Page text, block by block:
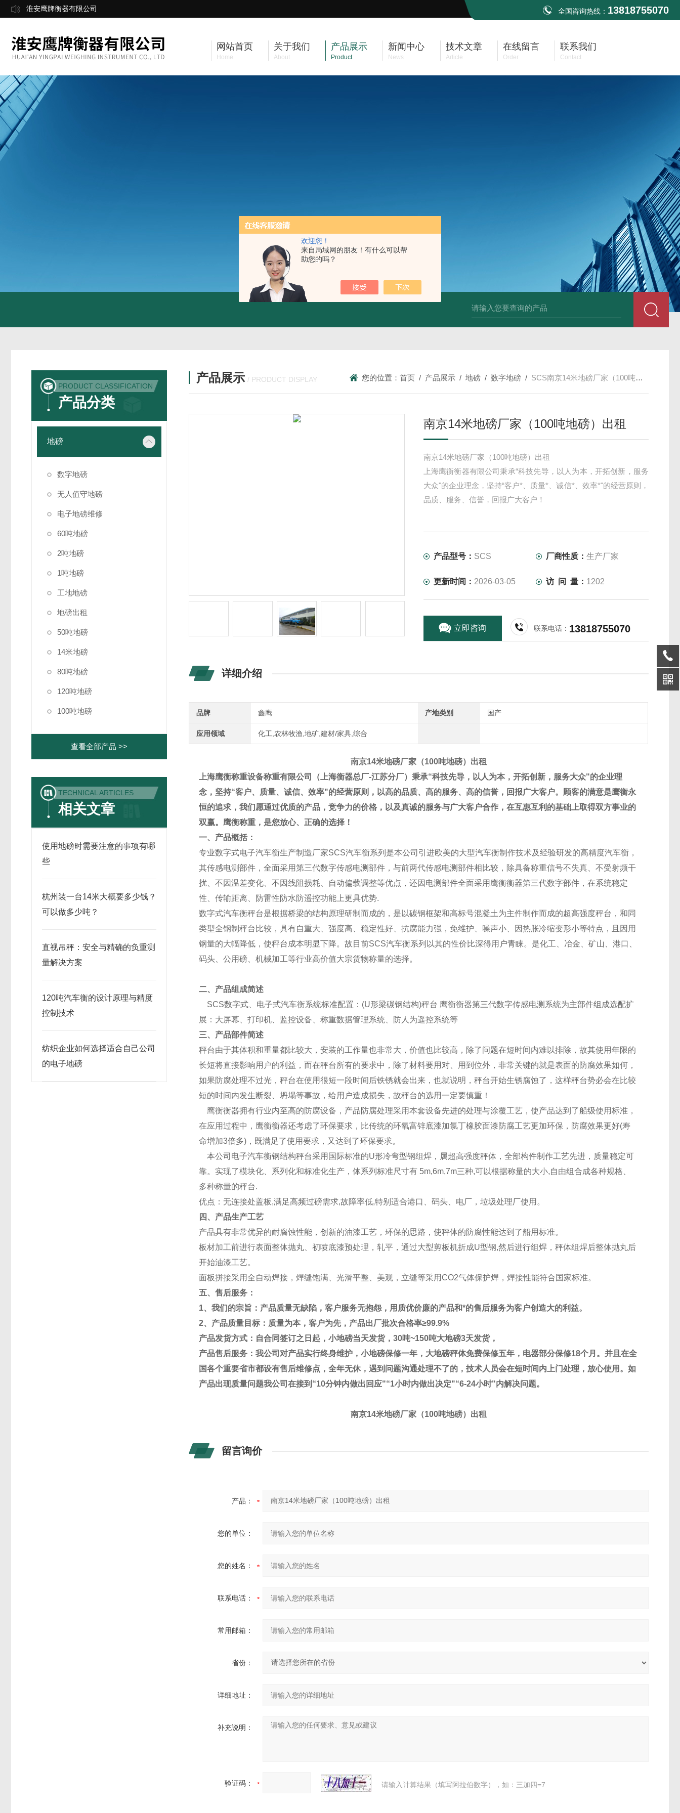
欢迎您！
来自局域网的朋友！有什么可以帮
助您的吗？
淮安鹰牌衡器有限公司 全国咨询热线： 13818755070
网站首页
Home
关于我们
About
产品展示
Product
新闻中心
News
技术文章
Article
在线留言
Order
联系我们
Contact
PRODUCT CLASSIFICATION
产品分类
地磅
数字地磅
无人值守地磅
电子地磅维修
60吨地磅
2吨地磅
1吨地磅
工地地磅
地磅出租
50吨地磅
14米地磅
80吨地磅
120吨地磅
100吨地磅
查看全部产品 >>
TECHNICAL ARTICLES
相关文章
使用地磅时需要注意的事项有哪
些
杭州装一台14米大概要多少钱？
可以做多少吨？
直视吊秤：安全与精确的负重测
量解决方案
120吨汽车衡的设计原理与精度
控制技术
纺织企业如何选择适合自己公司
的电子地磅
产品展示 / PRODUCT DISPLAY 您的位置：首页 / 产品展示 /地磅 /数字地磅 / SCS南京14米地磅厂家（100吨地磅）出租
南京14米地磅厂家（100吨地磅）出租
南京14米地磅厂家（100吨地磅）出租
上海鹰衡衡器有限公司秉承“科技先导，以人为本，开拓创新，服务
大众"的企业理念，坚持“客户*、质量*、诚信*、效率*"的经营原则，
品质、服务、信誉，回报广大客户！
产品型号： SCS 厂商性质：生产厂家
更新时间： 2026-03-05 访 问 量： 1202
立即咨询 联系电话： 13818755070
详细介绍
品牌 鑫鹰 产地类别 国产
应用领域 化工,农林牧渔,地矿,建材/家具,综合
南京14米地磅厂家（100吨地磅）出租
上海鹰衡称重设备称重有限公司（上海衡器总厂-江苏分厂）秉承“科技先导，以人为本，开拓创新，服务大众"的企业理
念，坚持“客户、质量、诚信、效率"的经营原则，以高的品质、高的服务、高的信誉，回报广大客户。顾客的满意是鹰衡永
恒的追求，我们愿通过优质的产品，竞争力的价格，以及真诚的服务与广大客户合作，在互惠互利的基础上取得双方事业的
双赢。鹰衡称重，是您放心、正确的选择！
一、产品概括：
专业数字式电子汽车衡生产制造厂家SCS汽车衡系列是本公司引进欧美的大型汽车衡制作技术及经验研发的高精度汽车衡，
其传感电测部件，全面采用第三代数字传感电测部件，与前两代传感电测部件相比较，除具备称重信号不失真、不受射频干
扰、不因温差变化、不因线阻损耗、自动偏载调整等优点，还因电测部件全面采用鹰衡衡器第三代数字部件，在系统稳定
性、传输距离、防雷性防水防遥控功能上更具优势.
数字式汽车衡秤台是根据桥梁的结构原理研制而成的，是以碳钢框架和高标号混凝土为主件制作而成的超高强度秤台，和同
类型全钢制秤台比较，具有自重大、强度高、稳定性好、抗腐能力强，免维护、噪声小、因热胀冷缩变形小等特点，且因用
钢量的大幅降低，使秤台成本明显下降。故目前SCS汽车衡系列以其的性价比深得用户青睐。是化工、冶金、矿山、港口、
码头、公用磅、机械加工等行业高价值大宗货物称量的选择。
二、产品组成简述
SCS数字式、电子式汽车衡系统标准配置： (U形梁碳钢结构)秤台 鹰衡衡器第三代数字传感电测系统为主部件组成选配扩
展：大屏幕、打印机、监控设备、称重数据管理系统、防人为遥控系统等
三、产品部件简述
秤台由于其体积和重量都比较大，安装的工作量也非常大，价值也比较高，除了问题在短时间内难以排除，故其使用年限的
长短将直接影响用户的利益，而在秤台所有的要求中，除了材料要用对、用到位外，非常关键的就是表面的防腐效果如何，
如果防腐处理不过光，秤台在使用很短一段时间后铁锈就会出来，也就说明，秤台开始生锈腐蚀了，这样秤台势必会在比较
短的时间内发生断裂、坍塌等事故，给用户造成损失，故秤台的选用一定要慎重！
鹰衡衡器拥有行业内至高的防腐设备，产品防腐处理采用本套设备先进的处理与涂覆工艺，使产品达到了船级使用标准，
在应用过程中，鹰衡衡器还考虑了环保要求，比传统的环氧富锌底漆加氯丁橡胶面漆防腐工艺更加环保，防腐效果更好(寿
命增加3倍多) ，既满足了使用要求，又达到了环保要求。
本公司电子汽车衡钢结构秤台采用国际标准的U形冷弯型钢组焊，属超高强度秤体，全部构件制作工艺先进，质量稳定可
靠。实现了模块化、系列化和标准化生产，体系列标准尺寸有 5m,6m,7m三种,可以根据称量的大小,自由组合成各种规格、
多种称量的秤台.
优点：无连接处盖板,满足高频过磅需求,故障率低,特别适合港口、码头、电厂，垃圾处理厂使用。
四、产品生产工艺
产品具有非常优异的耐腐蚀性能，创新的油漆工艺，环保的思路，使秤体的防腐性能达到了船用标准。
板材加工前进行表面整体抛丸、初喷底漆预处理，轧平，通过大型剪板机折成U型钢,然后进行组焊，秤体组焊后整体抛丸后
开始油漆工艺。
面板拼接采用全自动焊接，焊缝饱满、光滑平整、美观，立缝等采用CO2气体保护焊，焊接性能符合国家标准。
五、售后服务：
1、我们的宗旨：产品质量无缺陷，客户服务无抱怨，用质优价廉的产品和*的售后服务为客户创造大的利益。
2、产品质量目标：质量为本，客户为先，产品出厂批次合格率≥99.9%
产品发货方式：自合同签订之日起，小地磅当天发货，30吨~150吨大地磅3天发货，
产品售后服务：我公司对产品实行终身维护，小地磅保修一年，大地磅秤体免费保修五年，电器部分保修18个月。并且在全
国各个重要省市都设有售后维修点，全年无休，遇到问题沟通处理不了的，技术人员会在短时间内上门处理，放心使用。如
产品出现质量问题我公司在接到 “10分钟内做出回应"“1小时内做出决定"“6-24小时"内解决问题。
南京14米地磅厂家（100吨地磅）出租
留言询价
产品：
您的单位：
您的姓名：
联系电话：
常用邮箱：
省份：
详细地址：
补充说明：
验证码： 请输入计算结果（填写阿拉伯数字），如：三加四=7